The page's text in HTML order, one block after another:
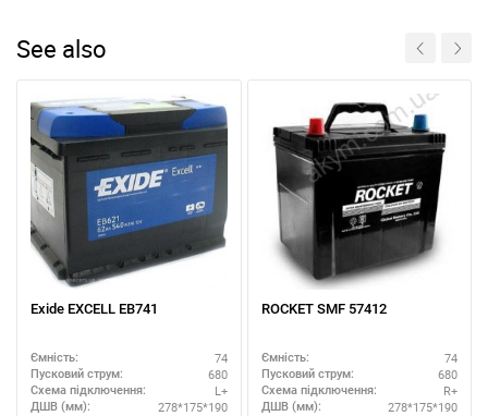
See also
Exide EXCELL EB741
Ємність: 74
Пусковий струм: 680
Схема підключення: L+
ДШВ (мм): 278*175*190
ROCKET SMF 57412
Ємність: 74
Пусковий струм: 680
Схема підключення: R+
ДШВ (мм): 278*175*190